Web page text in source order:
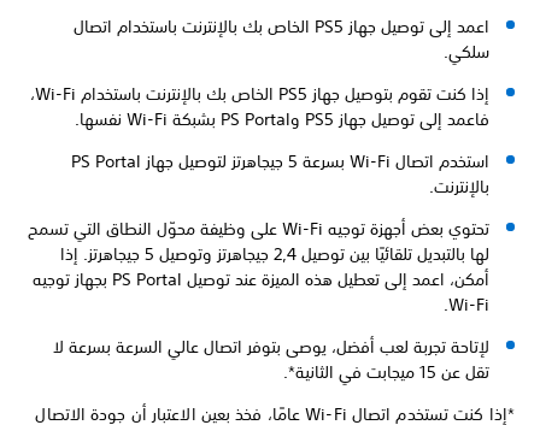
اعمد إلى توصيل جهاز PS5 الخاص بك بالإنترنت باستخدام اتصال
سلكي.
إذا كنت تقوم بتوصيل جهاز PS5 الخاص بك بالإنترنت باستخدام Wi-Fi،
فاعمد إلى توصيل جهاز PS5 وPS Portal بشبكة Wi-Fi نفسها.
استخدم اتصال Wi-Fi بسرعة 5 جيجاهرتز لتوصيل جهاز PS Portal
بالإنترنت.
تحتوي بعض أجهزة توجيه Wi-Fi على وظيفة محوّل النطاق التي تسمح
لها بالتبديل تلقائيًا بين توصيل 2,4 جيجاهرتز وتوصيل 5 جيجاهرتز. إذا
أمكن، اعمد إلى تعطيل هذه الميزة عند توصيل PS Portal بجهاز توجيه
Wi-Fi.
لإتاحة تجربة لعب أفضل، يوصى بتوفر اتصال عالي السرعة بسرعة لا
تقل عن 15 ميجابت في الثانية*.
*إذا كنت تستخدم اتصال Wi-Fi عامًا، فخذ بعين الاعتبار أن جودة الاتصال